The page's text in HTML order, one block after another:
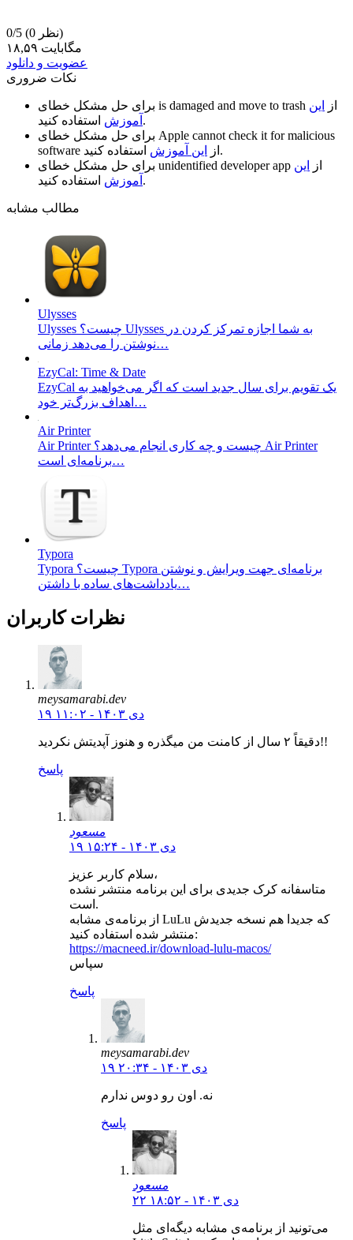
0/5
(0 نظر)
۱۸,۵۹ مگابایت
عضویت و دانلود
نکات ضروری
is damaged and move to trash از
این
آموزش استفاده کنید.
Apple cannot check it for malicious
software
از این آموزش
استفاده کنید.
unidentified developer app از
این
آموزش استفاده کنید.
مطالب مشابه
Ulysses
Ulysses چیست؟ Ulysses به شما اجازه تمرکز کردن در
نوشتن را می‌دهد زمانی…
EzyCal: Time & Date
EzyCal یک تقویم برای سال جدید است که اگر می‌خواهید به
اهداف بزرگ‌تر خود…
Air Printer
Air Printer چیست و چه کاری انجام می‌دهد؟ Air Printer
برنامه‌ای است…
Typora
Typora چیست؟ Typora برنامه‌ای جهت ویرایش و نوشتن
یادداشت‌های ساده با داشتن…
نظرات کاربران
meysamarabi.dev
۱۹ دی ۱۴۰۳ - ۱۱:۰۲
دقیقاً ۲ سال از کامنت من میگذره و هنوز آپدیتش نکردید!!
پاسخ
مسعود
۱۹ دی ۱۴۰۳ - ۱۵:۲۴
سلام کاربر عزیز،
متاسفانه کرک جدیدی برای این برنامه منتشر نشده
است.
از برنامه‌ی مشابه LuLu که جدیدا هم نسخه جدیدش
منتشر شده استفاده کنید:
https://macneed.ir/download-lulu-macos/
سپاس
پاسخ
meysamarabi.dev
۱۹ دی ۱۴۰۳ - ۲۰:۳۴
نه. اون رو دوس ندارم
پاسخ
مسعود
۲۲ دی ۱۴۰۳ - ۱۸:۵۲
می‌تونید از برنامه‌ی مشابه دیگه‌ای مثل